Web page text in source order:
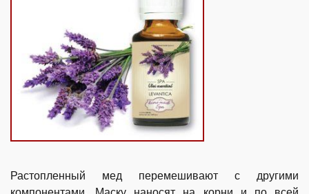
Растопленный мед перемешивают с другими